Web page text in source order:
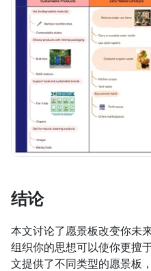
结论
本文讨论了愿景板改变你未
组织你的思想可以使你更擅
文提供了不同类型的愿景板